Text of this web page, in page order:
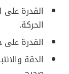
القدرة
الحركة.
القدرة على
الدقة